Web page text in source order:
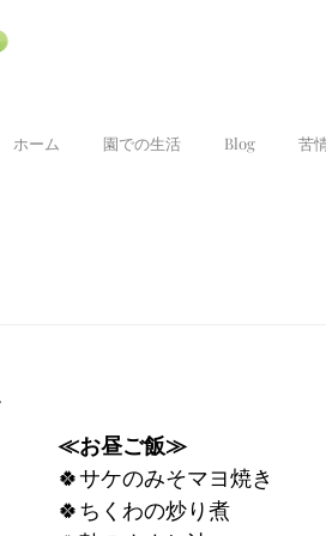
ホーム 園での生活 Blog 苦
≪お昼ご飯≫
🍀サケのみそマヨ焼き
🍀ちくわの炒り煮